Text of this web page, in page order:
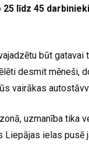
līdz 45
būt gatavai
desmit mēneši,
vairākas
uzmanība tika
Liepājas ielas